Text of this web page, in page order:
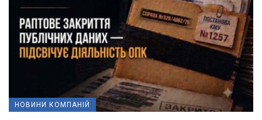
НОВИНИ КОМПАНІЙ